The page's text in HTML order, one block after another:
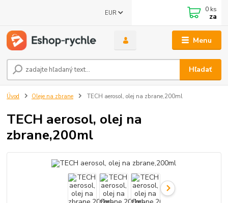
Menu
EUR
Hľadať
0 ks
za
Úvod Oleje na zbrane TECH aerosol, olej na zbrane,200ml
TECH aerosol, olej na
zbrane,200ml